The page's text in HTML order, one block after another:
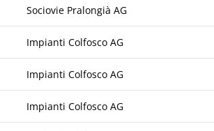
Sociovie Pralongià AG
Impianti Colfosco AG
Impianti Colfosco AG
Impianti Colfosco AG